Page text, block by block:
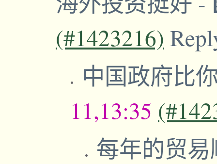
(#1423216)
中国政府比
11,13:35
每年的贸